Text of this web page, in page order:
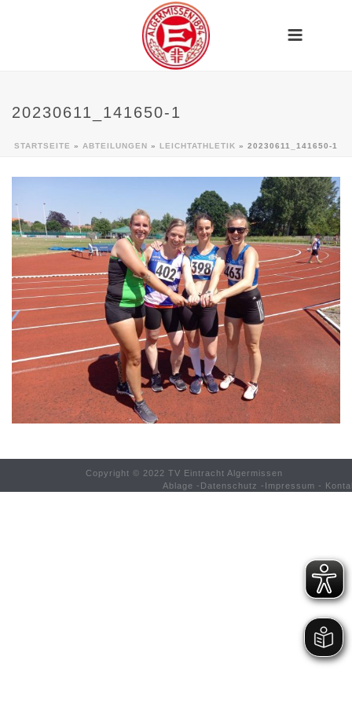
20230611_141650-1
STARTSEITE » ABTEILUNGEN » LEICHTATHLETIK » 20230611_141650-1
Copyright © 2022 TV Eintracht Algermissen
Ablage - Datenschutz - Impressum -